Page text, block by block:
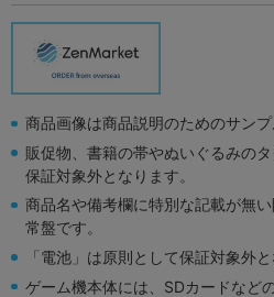
商品画像は商品説明のためのサンプ
販促物、書籍の帯やぬいぐるみの
保証対象外となります。
商品名や備考欄に特別な記載が無
常盤です。
「電池」は原則として保証対象外と
ゲーム機本体には、SDカードなど